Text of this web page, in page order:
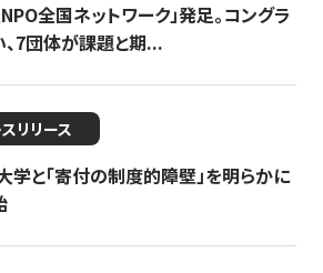
全国ネットワーク」発足。コングラ
7団体が課題と期...
リリース
学と「寄付の制度的障壁」を明らかに